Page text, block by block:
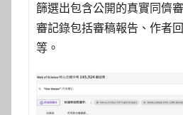
i
a
篩選出包含公開的真實同儕
審記錄包括審稿報告、作者
等。